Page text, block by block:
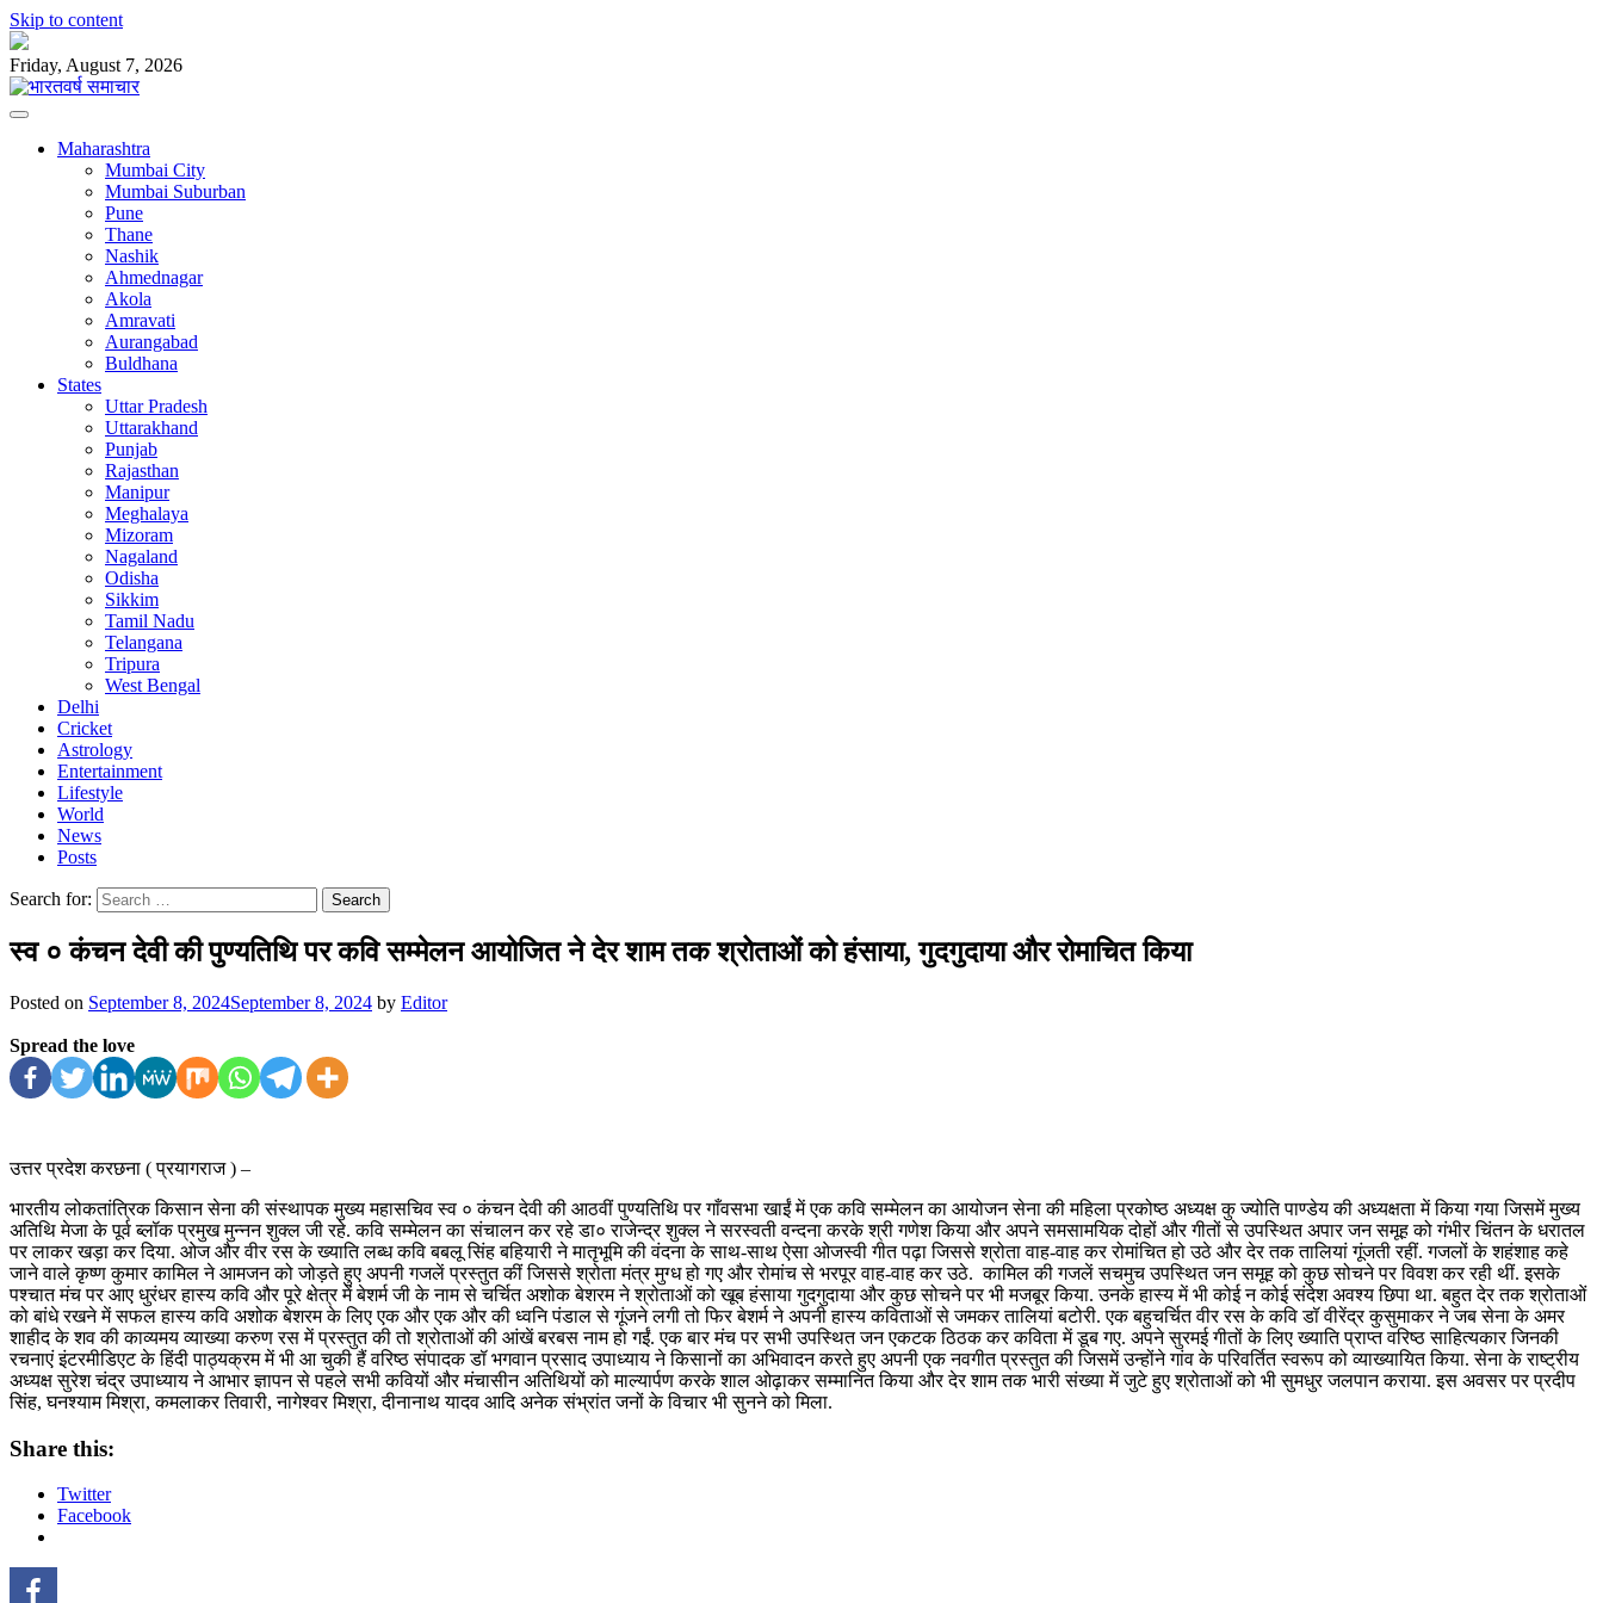
Skip to content
Friday, August 7, 2026
Maharashtra
Mumbai City
Mumbai Suburban
Pune
Thane
Nashik
Ahmednagar
Akola
Amravati
Aurangabad
Buldhana
States
Uttar Pradesh
Uttarakhand
Punjab
Rajasthan
Manipur
Meghalaya
Mizoram
Nagaland
Odisha
Sikkim
Tamil Nadu
Telangana
Tripura
West Bengal
Delhi
Cricket
Astrology
Entertainment
Lifestyle
World
News
Posts
Search for:
स्व ० कंचन देवी की पुण्यतिथि पर कवि सम्मेलन आयोजित ने देर शाम तक श्रोताओं को हंसाया, गुदगुदाया और रोमाचित किया
Posted on September 8, 2024September 8, 2024 by Editor
Spread the love
उत्तर प्रदेश करछना ( प्रयागराज ) –
भारतीय लोकतांत्रिक किसान सेना की संस्थापक मुख्य महासचिव स्व ० कंचन देवी की आठवीं पुण्यतिथि पर गाँवसभा खाईं में एक कवि सम्मेलन का आयोजन सेना की महिला प्रकोष्ठ अध्यक्ष कु ज्योति पाण्डेय की अध्यक्षता में किया गया जिसमें मुख्य
अतिथि मेजा के पूर्व ब्लॉक प्रमुख मुन्नन शुक्ल जी रहे. कवि सम्मेलन का संचालन कर रहे डा० राजेन्द्र शुक्ल ने सरस्वती वन्दना करके श्री गणेश किया और अपने समसामयिक दोहों और गीतों से उपस्थित अपार जन समूह को गंभीर चिंतन के धरातल
पर लाकर खड़ा कर दिया. ओज और वीर रस के ख्याति लब्ध कवि बबलू सिंह बहियारी ने मातृभूमि की वंदना के साथ-साथ ऐसा ओजस्वी गीत पढ़ा जिससे श्रोता वाह-वाह कर रोमांचित हो उठे और देर तक तालियां गूंजती रहीं. गजलों के शहंशाह कहे
जाने वाले कृष्ण कुमार कामिल ने आमजन को जोड़ते हुए अपनी गजलें प्रस्तुत कीं जिससे श्रोता मंत्र मुग्ध हो गए और रोमांच से भरपूर वाह-वाह कर उठे. कामिल की गजलें सचमुच उपस्थित जन समूह को कुछ सोचने पर विवश कर रही थीं. इसके
पश्चात मंच पर आए धुरंधर हास्य कवि और पूरे क्षेत्र में बेशर्म जी के नाम से चर्चित अशोक बेशरम ने श्रोताओं को खूब हंसाया गुदगुदाया और कुछ सोचने पर भी मजबूर किया. उनके हास्य में भी कोई न कोई संदेश अवश्य छिपा था. बहुत देर तक श्रोताओं
को बांधे रखने में सफल हास्य कवि अशोक बेशरम के लिए एक और एक और की ध्वनि पंडाल से गूंजने लगी तो फिर बेशर्म ने अपनी हास्य कविताओं से जमकर तालियां बटोरी. एक बहुचर्चित वीर रस के कवि डॉ वीरेंद्र कुसुमाकर ने जब सेना के अमर
शाहीद के शव की काव्यमय व्याख्या करुण रस में प्रस्तुत की तो श्रोताओं की आंखें बरबस नाम हो गईं. एक बार मंच पर सभी उपस्थित जन एकटक ठिठक कर कविता में डूब गए. अपने सुरमई गीतों के लिए ख्याति प्राप्त वरिष्ठ साहित्यकार जिनकी
रचनाएं इंटरमीडिएट के हिंदी पाठ्यक्रम में भी आ चुकी हैं वरिष्ठ संपादक डॉ भगवान प्रसाद उपाध्याय ने किसानों का अभिवादन करते हुए अपनी एक नवगीत प्रस्तुत की जिसमें उन्होंने गांव के परिवर्तित स्वरूप को व्याख्यायित किया. सेना के राष्ट्रीय
अध्यक्ष सुरेश चंद्र उपाध्याय ने आभार ज्ञापन से पहले सभी कवियों और मंचासीन अतिथियों को माल्यार्पण करके शाल ओढ़ाकर सम्मानित किया और देर शाम तक भारी संख्या में जुटे हुए श्रोताओं को भी सुमधुर जलपान कराया. इस अवसर पर प्रदीप
सिंह, घनश्याम मिश्रा, कमलाकर तिवारी, नागेश्वर मिश्रा, दीनानाथ यादव आदि अनेक संभ्रांत जनों के विचार भी सुनने को मिला.
Share this:
Twitter
Facebook